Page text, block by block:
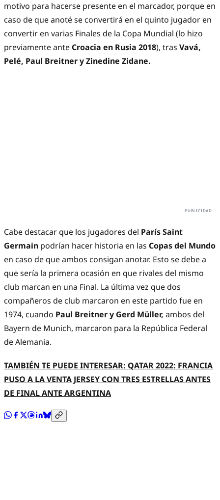
motivo para hacerse presente en el marcador, porque en
caso de que anoté se convertirá en el quinto jugador en
convertir en varias Finales de la Copa Mundial (lo hizo
previamente ante Croacia en Rusia 2018), tras Vavá,
Pelé, Paul Breitner y Zinedine Zidane.
Cabe destacar que los jugadores del París Saint
Germain podrían hacer historia en las Copas del Mundo
en caso de que ambos consigan anotar. Esto se debe a
que sería la primera ocasión en que rivales del mismo
club marcan en una Final. La última vez que dos
compañeros de club marcaron en este partido fue en
1974, cuando Paul Breitner y Gerd Müller, ambos del
Bayern de Munich, marcaron para la República Federal
de Alemania.
TAMBIÉN TE PUEDE INTERESAR: QATAR 2022: FRANCIA
PUSO A LA VENTA JERSEY CON TRES ESTRELLAS ANTES
DE FINAL ANTE ARGENTINA